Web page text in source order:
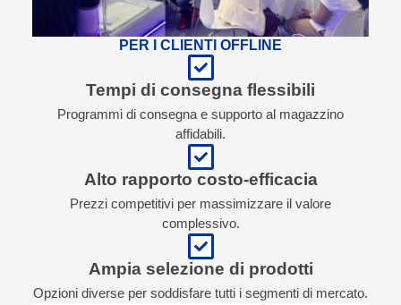
PER I CLIENTI OFFLINE
Tempi di consegna flessibili
Programmi di consegna e supporto al magazzino
affidabili.
Alto rapporto costo-efficacia
Prezzi competitivi per massimizzare il valore
complessivo.
Ampia selezione di prodotti
Opzioni diverse per soddisfare tutti i segmenti di mercato.